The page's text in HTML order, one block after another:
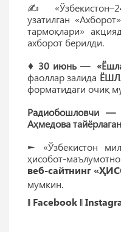
✍️
узатилган
тармоқлари»
ахборот берилди.
♦ 30 июнь —
фаоллар залида
форматидаги очиқ
Радиобошловчи —
Аҳмедова
► «Ўзбекистон
ҳисобот-
веб-сайтнинг
мумкин.
‖ Facebook‖